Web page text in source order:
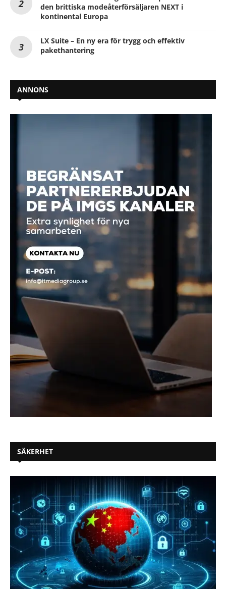
den brittiska modeåterförsäljaren NEXT i
kontinental Europa
LX Suite – En ny era för trygg och effektiv
pakethantering
ANNONS
SÄKERHET